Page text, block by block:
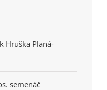
Hruška Planá-
semenáč